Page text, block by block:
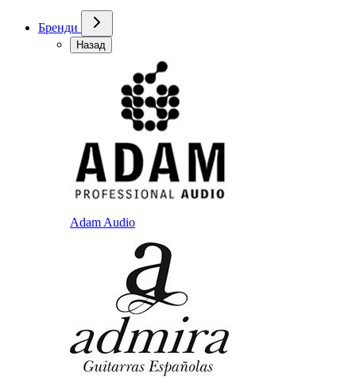
Бренди
Назад
Adam Audio